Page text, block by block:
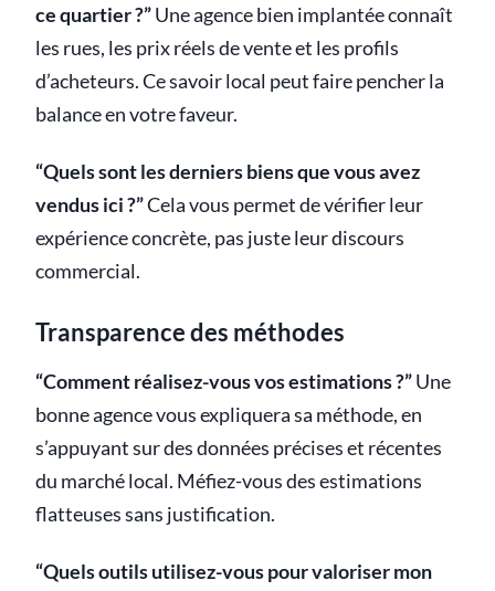
ce quartier ?”Une agence bien implantée connaît
les rues, les prix réels de vente et les profils
d’acheteurs. Ce savoir local peut faire pencher la
balance en votre faveur.
“Quels sont les derniers biens que vous avez
vendus ici ?”Cela vous permet de vérifier leur
expérience concrète, pas juste leur discours
commercial.
Transparence des méthodes
“Comment réalisez-vous vos estimations ?”Une
bonne agence vous expliquera sa méthode, en
s’appuyant sur des données précises et récentes
du marché local. Méfiez-vous des estimations
flatteuses sans justification.
“Quels outils utilisez-vous pour valoriser mon